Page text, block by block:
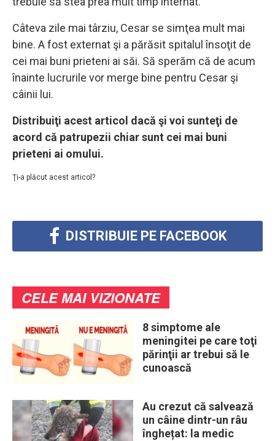
Câteva zile mai târziu, Cesar se simţea mult mai
bine. A fost externat şi a părăsit spitalul însoţit de
cei mai buni prieteni ai săi. Să sperăm că de acum
înainte lucrurile vor merge bine pentru Cesar şi
câinii lui.
Distribuiţi acest articol dacă şi voi sunteţi de
acord că patrupezii chiar sunt cei mai buni
prieteni ai omului.
Ţi-a plăcut acest articol?
DISTRIBUIE PE FACEBOOK
CELE MAI VIZIONATE
8 simptome ale
meningitei pe care toţi
părinţii ar trebui să le
cunoască
Au crezut că salvează
un câine dintr-un râu
înghețat: la medic